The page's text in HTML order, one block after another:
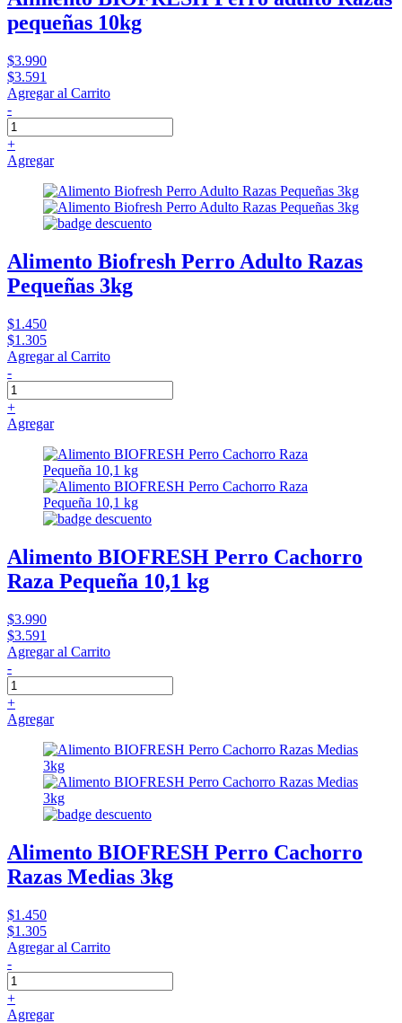
pequeñas 10kg
$3.990
$3.591
Agregar al Carrito
-
+
Agregar
Alimento Biofresh Perro Adulto Razas
Pequeñas 3kg
$1.450
$1.305
Agregar al Carrito
-
+
Agregar
Alimento BIOFRESH Perro Cachorro
Raza Pequeña 10,1 kg
$3.990
$3.591
Agregar al Carrito
-
+
Agregar
Alimento BIOFRESH Perro Cachorro
Razas Medias 3kg
$1.450
$1.305
Agregar al Carrito
-
+
Agregar